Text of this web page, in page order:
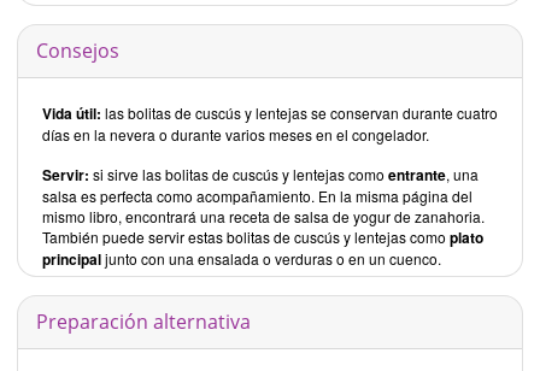
Consejos
Vida útil: las bolitas de cuscús y lentejas se conservan durante cuatro
días en la nevera o durante varios meses en el congelador.
Servir: si sirve las bolitas de cuscús y lentejas como entrante, una
salsa es perfecta como acompañamiento. En la misma página del
mismo libro, encontrará una receta de salsa de yogur de zanahoria.
También puede servir estas bolitas de cuscús y lentejas como plato
principaljunto con una ensalada o verduras o en un cuenco.
Preparación alternativa